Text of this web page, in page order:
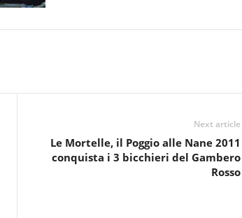
Next article
Le Mortelle, il Poggio alle Nane 2011
conquista i 3 bicchieri del Gambero
Rosso